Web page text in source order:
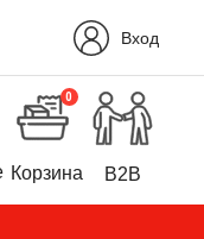
Вход
0
Корзина B2B